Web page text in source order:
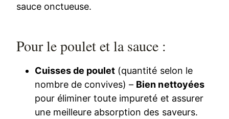
sauce onctueuse.
Pour le poulet et la sauce :
Cuisses de poulet (quantité selon le
nombre de convives) – Bien nettoyées
pour éliminer toute impureté et assurer
une meilleure absorption des saveurs.